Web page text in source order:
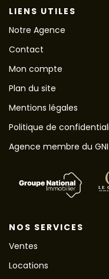
LIENS UTILES
Notre Agence
Contact
Mon compte
Plan du site
Mentions légales
Politique de
Agence membre du GNI
NOS SERVICES
Ventes
Locations